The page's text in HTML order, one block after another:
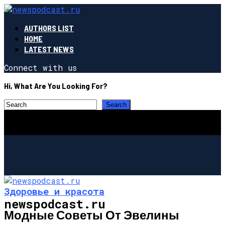
AUTHORS LIST
HOME
LATEST NEWS
Connect with us
Hi, What Are You Looking For?
newspodcast.ru
Здоровье и красота
Модные Советы От Эвелины